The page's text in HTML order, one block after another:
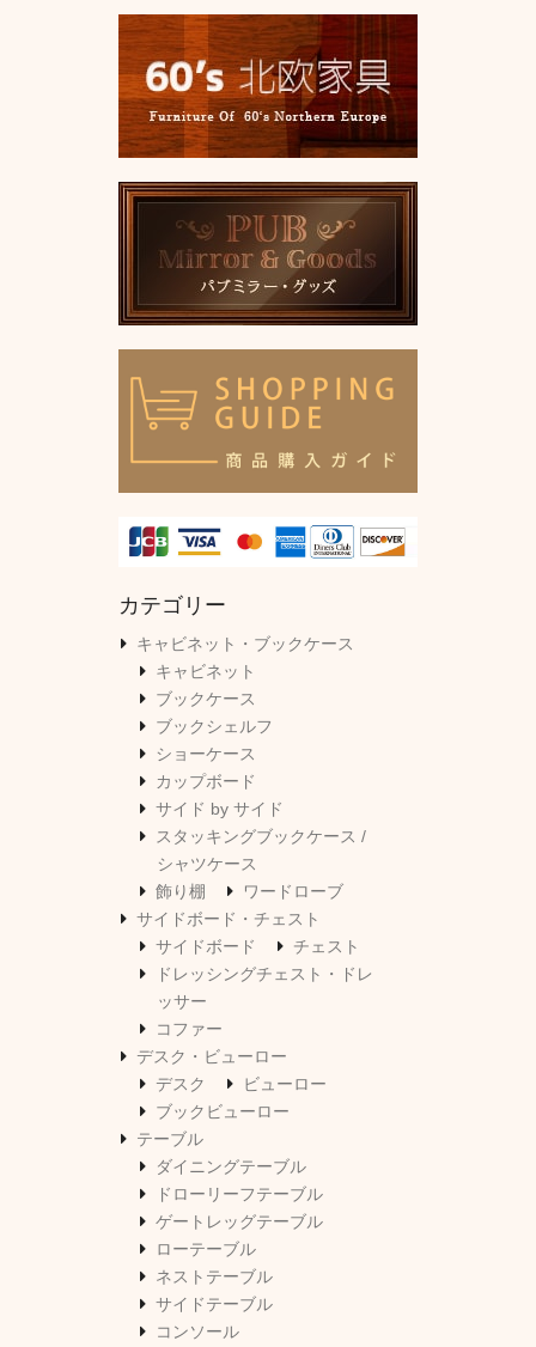
カテゴリー
キャビネット・ブックケース
キャビネット
ブックケース
ブックシェルフ
ショーケース
カップボード
サイド by サイド
スタッキングブックケース /
シャツケース
飾り棚
ワードローブ
サイドボード・チェスト
サイドボード
チェスト
ドレッシングチェスト・ドレ
ッサー
コファー
デスク・ビューロー
デスク
ビューロー
ブックビューロー
テーブル
ダイニングテーブル
ドローリーフテーブル
ゲートレッグテーブル
ローテーブル
ネストテーブル
サイドテーブル
コンソール